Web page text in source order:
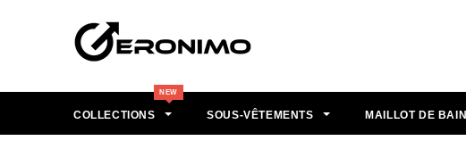
COLLECTIONS SOUS-VÊTEMENTS MAILLOT DE BAIN